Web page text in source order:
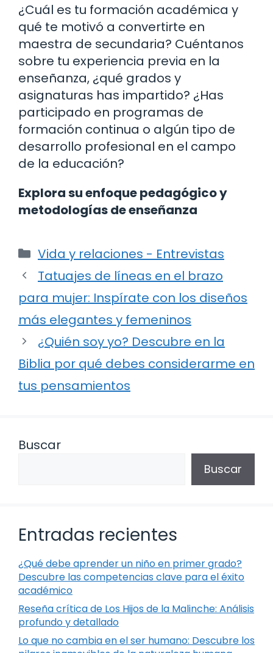
¿Cuál es tu formación académica y
qué te motivó a convertirte en
maestra de secundaria? Cuéntanos
sobre tu experiencia previa en la
enseñanza, ¿qué grados y
asignaturas has impartido? ¿Has
participado en programas de
formación continua o algún tipo de
desarrollo profesional en el campo
de la educación?
Explora su enfoque pedagógico y
metodologías de enseñanza
Categorías
Vida y relaciones - Entrevistas
Tatuajes de líneas en el brazo
para mujer: Inspírate con los diseños
más elegantes y femeninos
¿Quién soy yo? Descubre en la
Biblia por qué debes considerarme en
tus pensamientos
Buscar
Buscar
Entradas recientes
¿Qué debe aprender un niño en primer grado?
Descubre las competencias clave para el éxito
académico
Reseña crítica de Los Hijos de la Malinche: Análisis
profundo y detallado
Lo que no cambia en el ser humano: Descubre los